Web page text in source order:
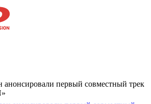
анонсировали первый совместный трек